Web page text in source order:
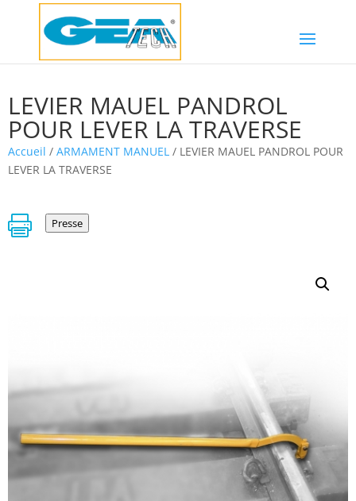
LEVIER MAUEL PANDROL
POUR LEVER LA TRAVERSE
Accueil / ARMAMENT MANUEL / LEVIER MAUEL PANDROL POUR
LEVER LA TRAVERSE
 Presse